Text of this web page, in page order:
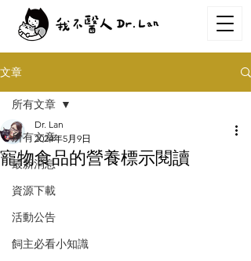
文章
所有文章
最新消息
資源下載
活動公告
飼主必看小知識
所有文章
寵物食品的營養標示閱讀
Dr. Lan
2024年5月9日